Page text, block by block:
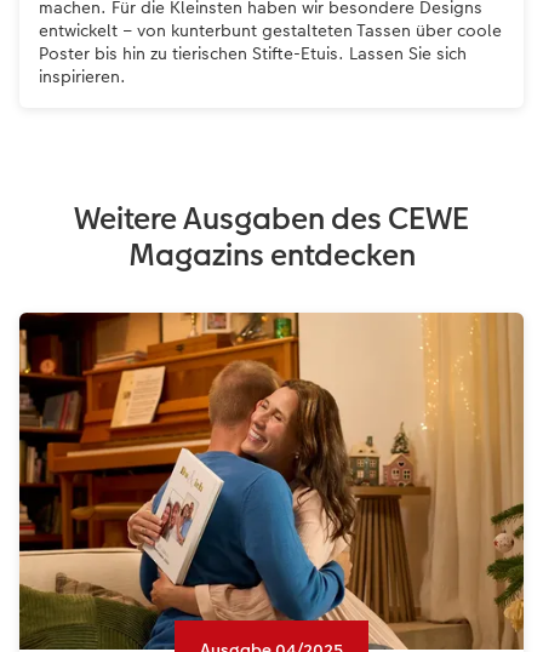
machen. Für die Kleinsten haben wir besondere Designs
entwickelt – von kunterbunt gestalteten Tassen über coole
Poster bis hin zu tierischen Stifte-Etuis. Lassen Sie sich
inspirieren.
Weitere Ausgaben des CEWE
Magazins entdecken